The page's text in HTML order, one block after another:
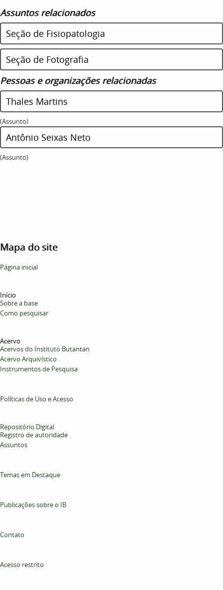
Assuntos relacionados
Seção de Fisiopatologia
Seção de Fotografia
Pessoas e organizações relacionadas
Thales Martins
(Assunto)
Antônio Seixas Neto
(Assunto)
Mapa do site
Página inicial
Início
Sobre a base
Como pesquisar
Acervo
Acervos do Instituto Butantan
Acervo Arquivístico
Instrumentos de Pesquisa
Políticas de Uso e Acesso
Repositório Digital
Registro de autoridade
Assuntos
Temas em Destaque
Publicações sobre o IB
Contato
Acesso restrito